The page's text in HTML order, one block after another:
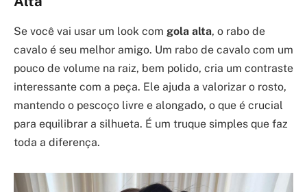
Se você vai usar um look com gola alta, o rabo de
cavalo é seu melhor amigo. Um rabo de cavalo com um
pouco de volume na raiz, bem polido, cria um contraste
interessante com a peça. Ele ajuda a valorizar o rosto,
mantendo o pescoço livre e alongado, o que é crucial
para equilibrar a silhueta. É um truque simples que faz
toda a diferença.